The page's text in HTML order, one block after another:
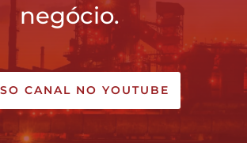
negócio.
CANAL NO YOUTUBE